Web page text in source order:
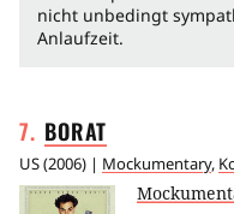
nicht unbedingt
Anlaufzeit.
7. BORAT
US(2006) | Mockumentary,